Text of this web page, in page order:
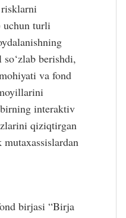
uchun turli
berishdi,
va fond
interaktiv
qiziqtirgan
birjasi “Birja